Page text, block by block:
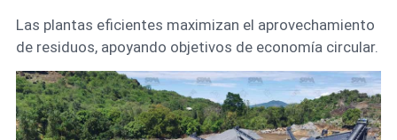
Las plantas eficientes maximizan el aprovechamiento
de residuos, apoyando objetivos de economía circular.